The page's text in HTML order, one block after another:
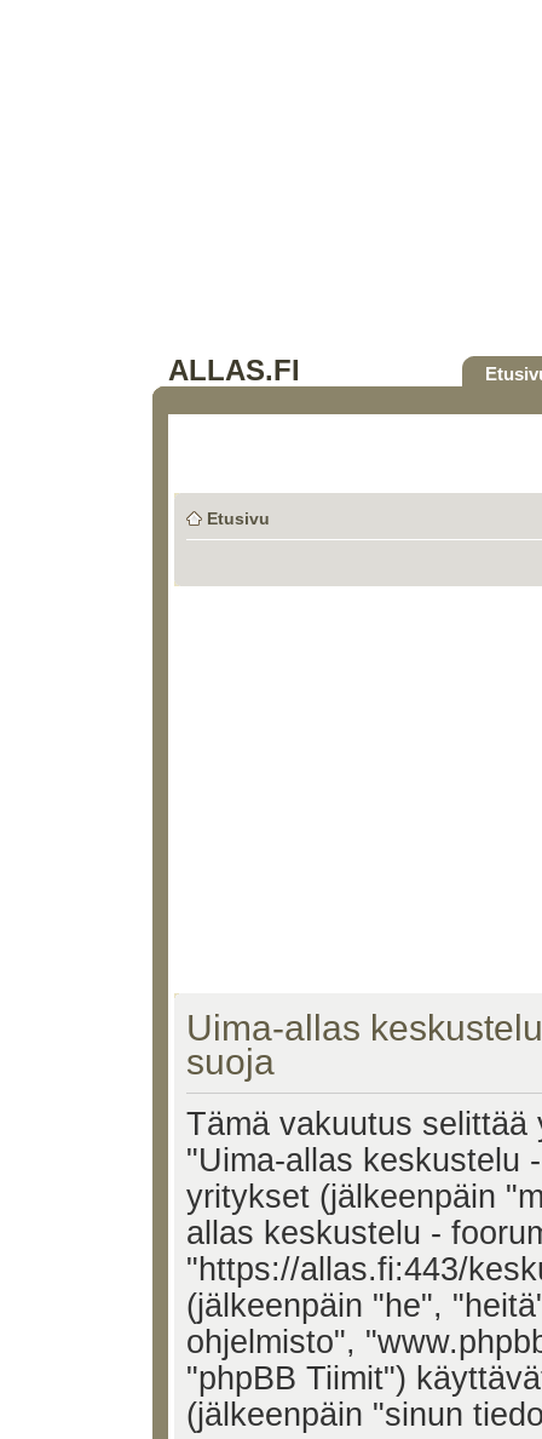
ALLAS.FI
Etusivu
Uima-allas
suoja
Tämä vakuutus
"Uima-allas keskustelu
yritykset (jälkeenpäin
allas keskustelu -
"https://allas.fi:443/
(jälkeenpäin "he",
ohjelmisto",
"phpBB Tiimit")
(jälkeenpäin "sinun